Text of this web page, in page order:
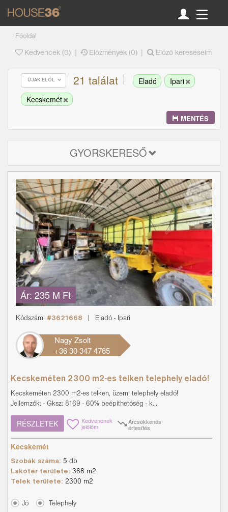
Főoldal
Kedvencek (0) | Előzmények (0) | Előző kereséseim
ÚJAK ELÖL 21 találat Eladó
Ipari
Kecskemét
MENTÉS
GYORSKERESŐ
Ár: 235 M Ft
Kódszám: #3621668 Eladó - Ipari
Nagy Zsolt
+36 30 347 4765
Kecskeméten 2300 m2-es telken telephely eladó!
Kecskeméten 2300 m2-es telken, üzem, telephely eladó!
Jellemzők: - Gksz: 8169 - 60% beépíthetőség - k...
RÉSZLETEK Kedvencnek
jelölöm
Árcsökkenés
értesítés
Kecskemét
Szobák száma: 5 db
Lakótér területe: 368 m2
Telek területe: 2300 m2
Jó Telephely